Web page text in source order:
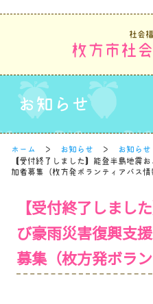
社会
枚方市社
お知らせ
ホーム お知らせ
お知らせ
【受付終了しました】能登半島地震
加者募集（枚方発ボランティアバス情
【受付終了しまし
び豪雨災害復興支
募集（枚方発ボラ